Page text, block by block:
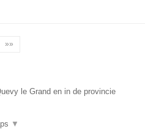
»»
le Grand en in de provincie
▼